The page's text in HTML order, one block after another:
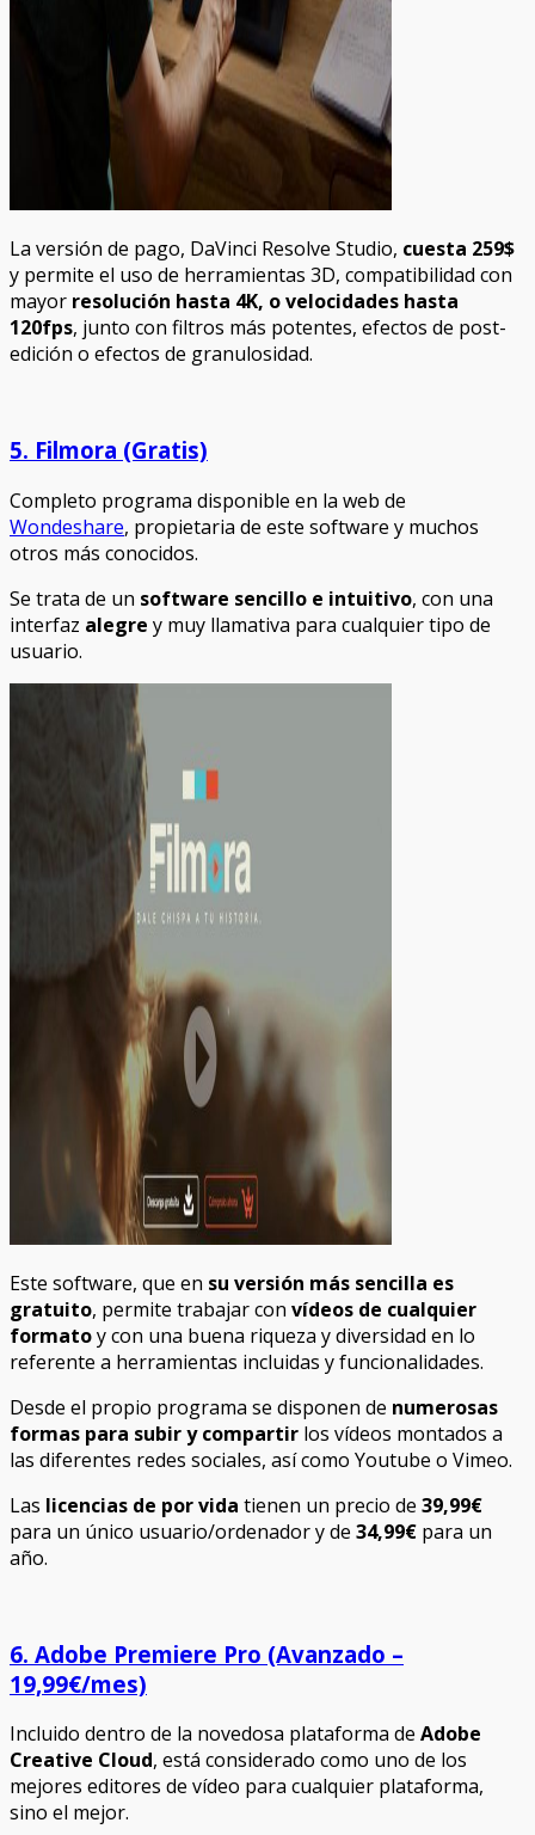
La versión de pago, DaVinci Resolve Studio, cuesta 259$
y permite el uso de herramientas 3D, compatibilidad con
mayor resolución hasta 4K, o velocidades hasta
120fps, junto con filtros más potentes, efectos de post-
edición o efectos de granulosidad.
5. Filmora (Gratis)
Completo programa disponible en la web de
Wondeshare, propietaria de este software y muchos
otros más conocidos.
Se trata de un software sencillo e intuitivo, con una
interfaz alegre y muy llamativa para cualquier tipo de
usuario.
Este software, que en su versión más sencilla es
gratuito, permite trabajar con vídeos de cualquier
formatoy con una buena riqueza y diversidad en lo
referente a herramientas incluidas y funcionalidades.
Desde el propio programa se disponen de numerosas
formas para subir y compartir los vídeos montados a
las diferentes redes sociales, así como Youtube o Vimeo.
Las licencias de por vida tienen un precio de 39,99€
para un único usuario/ordenador y de 34,99€ para un
año.
6. Adobe Premiere Pro (Avanzado –
19,99€/mes)
Incluido dentro de la novedosa plataforma de Adobe
Creative Cloud, está considerado como uno de los
mejores editores de vídeo para cualquier plataforma,
sino el mejor.